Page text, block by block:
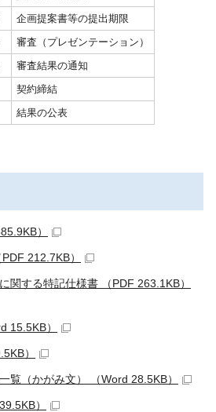
企画提案書等の提出期限
審査（プレゼンテーション）
審査結果の通知
契約締結
結果の公表
）
212.7KB）
関する特記仕様書 （PDF 263.1KB）
15.5KB）
）
覧（かがみ文） （Word 28.5KB）
）